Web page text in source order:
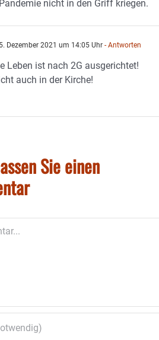
nicht in den Griff kriegen.
Dezember 2021 um 14:05 Uhr - Antworten
Leben ist nach 2G ausgerichtet!
auch in der Kirche!
Sie einen